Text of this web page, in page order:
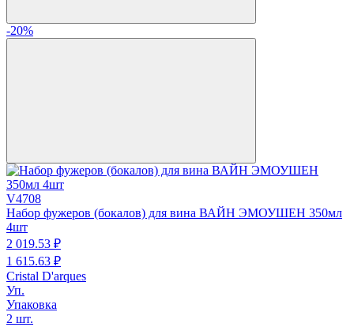
-20%
V4708
Набор фужеров (бокалов) для вина ВАЙН ЭМОУШЕН 350мл
4шт
2 019.53 ₽
1 615.63 ₽
Cristal D'arques
Уп.
Упаковка
2 шт.